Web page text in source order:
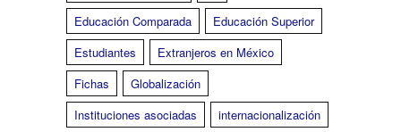
Educación Comparada
Educación Superior
Estudiantes
Extranjeros en México
Fichas
Globalización
Instituciones asociadas
internacionalización